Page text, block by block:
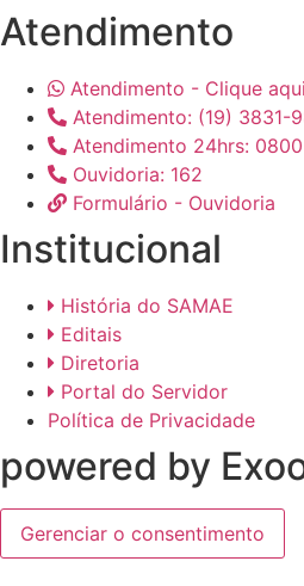
Atendimento
Atendimento - Clique aqui
Atendimento: (19) 3831-
Atendimento 24hrs:
Ouvidoria: 162
Formulário - Ouvidoria
Institucional
História do SAMAE
Editais
Diretoria
Portal do Servidor
Política de Privacidade
powered by
Gerenciar o consentimento